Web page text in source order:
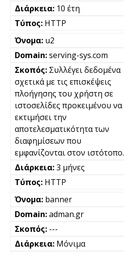
10 έτη
HTTP
u2
serving-sys.com
Συλλέγει δεδομένα
σχετικά με τις επισκέψεις
πλοήγησης του χρήστη σε
ιστοσελίδες προκειμένου να
εκτιμήσει την
αποτελεσματικότητα των
διαφημίσεων που
εμφανίζονται στον ιστότοπο.
3 μήνες
HTTP
banner
adman.gr
---
Μόνιμα